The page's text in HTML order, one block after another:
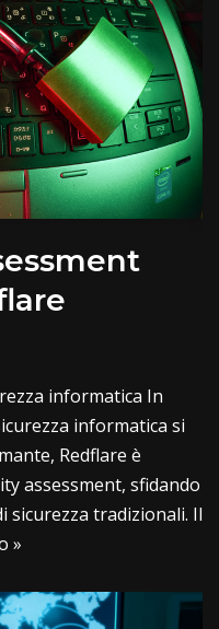
informatica In
informatica si
Redflare è
assessment, sfidando
sicurezza tradizionali. Il
»